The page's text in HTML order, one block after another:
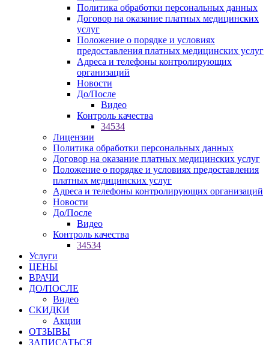
Политика обработки персональных данных
Договор на оказание платных медицинских
услуг
Положение о порядке и условиях
предоставления платных медицинских услуг
Адреса и телефоны контролирующих
организаций
Новости
До/После
Видео
Контроль качества
34534
Лицензии
Политика обработки персональных данных
Договор на оказание платных медицинских услуг
Положение о порядке и условиях предоставления
платных медицинских услуг
Адреса и телефоны контролирующих организаций
Новости
До/После
Видео
Контроль качества
34534
Услуги
ЦЕНЫ
ВРАЧИ
ДО/ПОСЛЕ
Видео
СКИДКИ
Акции
ОТЗЫВЫ
ЗАПИСАТЬСЯ